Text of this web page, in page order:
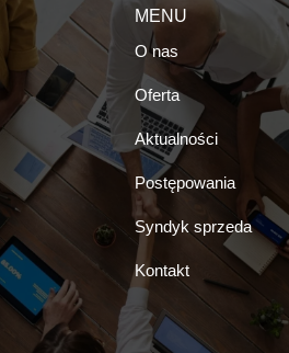
MENU
O nas
Oferta
Aktualności
Postępowania
Syndyk sprzeda
Kontakt